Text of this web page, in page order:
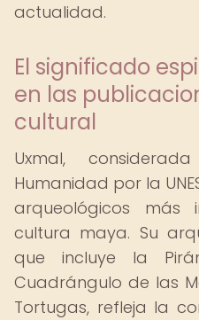
actualidad.
El significado
en las
cultural
Uxmal,
Humanidad por la
arqueológicos más
cultura maya. Su
que incluye la
Cuadrángulo de las
Tortugas, refleja la